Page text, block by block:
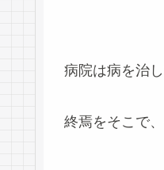
病院は病を治
終焉をそこで